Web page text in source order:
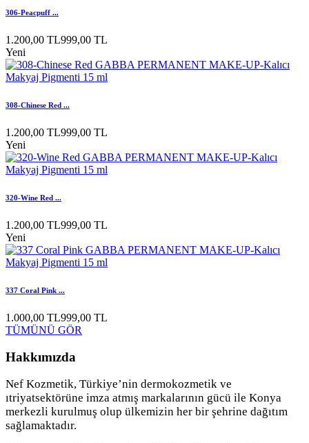
306-Peacpuff ...
1.200,00 TL999,00 TL
Yeni
308-Chinese Red ...
1.200,00 TL999,00 TL
Yeni
320-Wine Red ...
1.200,00 TL999,00 TL
Yeni
337 Coral Pink ...
1.000,00 TL999,00 TL
TÜMÜNÜ GÖR
Hakkımızda
Nef Kozmetik, Türkiye’nin dermokozmetik ve
ıtriyatsektörüne imza atmış markalarının gücü ile Konya
merkezli kurulmuş olup ülkemizin her bir şehrine dağıtım
sağlamaktadır.